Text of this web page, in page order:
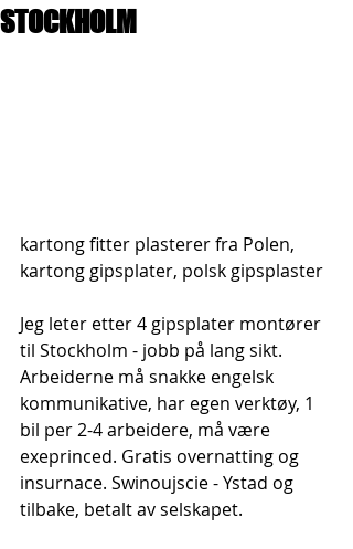
STOCKHOLM
kartong fitter plasterer fra Polen,
kartong gipsplater, polsk gipsplaster
Jeg leter etter 4 gipsplater montører
til Stockholm - jobb på lang sikt.
Arbeiderne må snakke engelsk
kommunikative, har egen verktøy, 1
bil per 2-4 arbeidere, må være
exeprinced. Gratis overnatting og
insurnace. Swinoujscie - Ystad og
tilbake, betalt av selskapet.